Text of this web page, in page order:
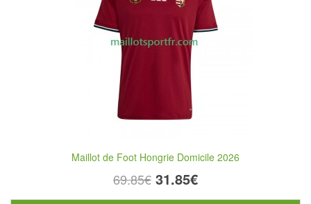
Maillot de Foot Hongrie Domicile 2026
69.85€ 31.85€